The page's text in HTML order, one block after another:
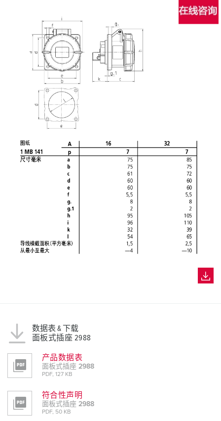
数据表 & 下载
面板式插座 2988
产品数据表
面板式插座 2988
PDF, 127 KB
符合性声明
面板式插座 2988
PDF, 50 KB